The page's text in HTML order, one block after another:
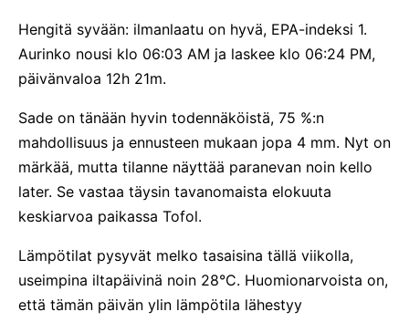
Hengitä syvään: ilmanlaatu on hyvä, EPA-indeksi 1.
Aurinko nousi klo 06:03 AM ja laskee klo 06:24 PM,
päivänvaloa 12h 21m.
Sade on tänään hyvin todennäköistä, 75 %:n
mahdollisuus ja ennusteen mukaan jopa 4 mm. Nyt on
märkää, mutta tilanne näyttää paranevan noin kello
later. Se vastaa täysin tavanomaista elokuuta
keskiarvoa paikassa Tofol.
Lämpötilat pysyvät melko tasaisina tällä viikolla,
useimpina iltapäivinä noin 28°C. Huomionarvoista on,
että tämän päivän ylin lämpötila lähestyy